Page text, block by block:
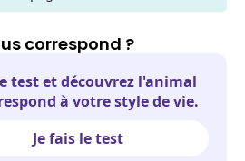
correspond ?
test et découvrez l'animal
à votre style de vie.
Je fais le test